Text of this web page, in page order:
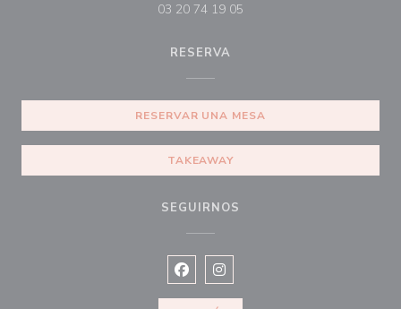
03 20 74 19 05
RESERVA
RESERVAR UNA MESA
TAKEAWAY
SEGUIRNOS
Facebook ((abre en una nueva
Instagram ((abre en una